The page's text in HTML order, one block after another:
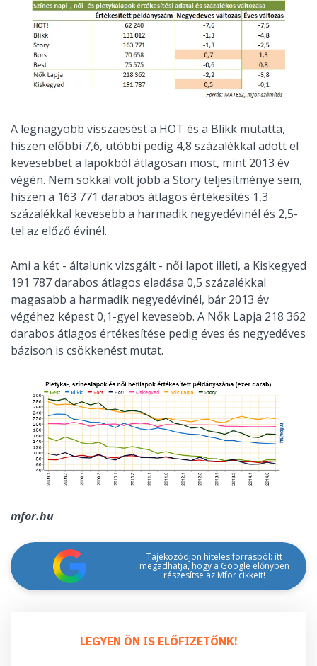
A legnagyobb visszaesést a HOT és a Blikk mutatta,
hiszen előbbi 7,6, utóbbi pedig 4,8 százalékkal adott el
kevesebbet a lapokból átlagosan most, mint 2013 év
végén. Nem sokkal volt jobb a Story teljesítménye sem,
hiszen a 163 771 darabos átlagos értékesítés 1,3
százalékkal kevesebb a harmadik negyedévinél és 2,5-
tel az előző évinél.
Ami a két - általunk vizsgált - női lapot illeti, a Kiskegyed
191 787 darabos átlagos eladása 0,5 százalékkal
magasabb a harmadik negyedévinél, bár 2013 év
végéhez képest 0,1-gyel kevesebb. A Nők Lapja 218 362
darabos átlagos értékesítése pedig éves és negyedéves
bázison is csökkenést mutat.
mfor.hu
Tájékozódjon hiteles forrásból: itt
megadhatja, hogy a Google előnyben
részesítse az Mfor cikkeit!
LEGYEN ÖN IS ELŐFIZETŐNK!